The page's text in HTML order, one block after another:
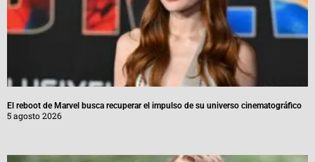
El reboot de Marvel busca recuperar el impulso de su universo cinematográfico
5 agosto 2026